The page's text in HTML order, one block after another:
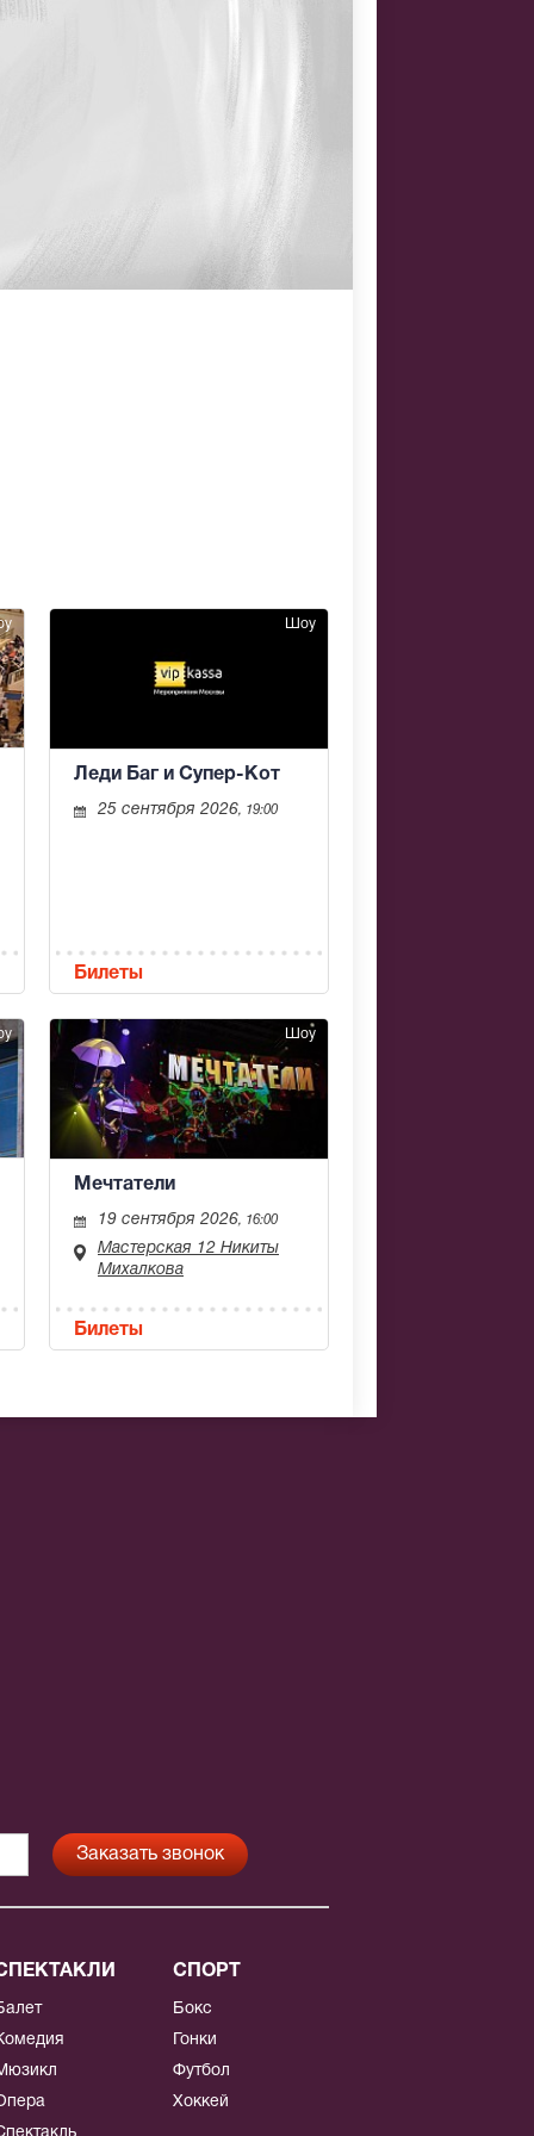
Шоу
Леди Баг и Супер-Кот
25 сентября 2026, 19:00
Билеты
Шоу
Мечтатели
19 сентября 2026, 16:00
Мастерская 12 Никиты
Михалкова
Билеты
СПОРТ
Бокс
Гонки
Футбол
Хоккей